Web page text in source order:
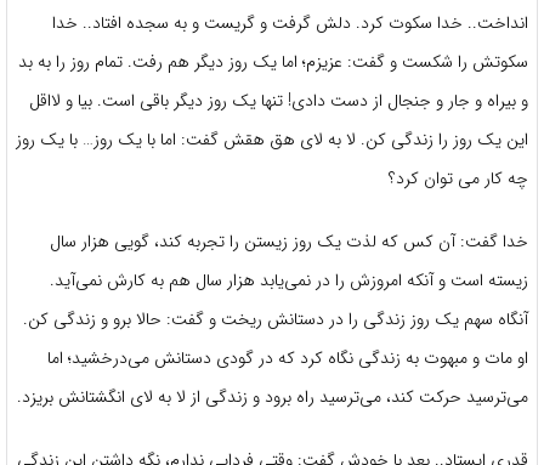
انداخت.. خدا سکوت کرد. دلش گرفت و گریست و به سجده افتاد.. خدا
سکوتش را شکست و گفت: عزیزم؛ اما یک روز دیگر هم رفت. تمام روز را به بد
و بیراه و جار و جنجال از دست دادی! تنها یک روز دیگر باقی است. بیا و لااقل
این یک روز را زندگی کن. لا به لای هق هقش گفت: اما با یک روز… با یک روز
چه کار می توان کرد؟
خدا گفت: آن کس که لذت یک روز زیستن را تجربه کند، گویی هزار سال
زیسته است و آنکه امروزش را در نمی‌یابد هزار سال هم به کارش نمی‌آید.
آنگاه سهم یک روز زندگی را در دستانش ریخت و گفت: حالا برو و زندگی کن.
او مات و مبهوت به زندگی نگاه کرد که در گودی دستانش می‌درخشید؛ اما
می‌ترسید حرکت کند، می‌ترسید راه برود و زندگی از لا به لای انگشتانش بریزد.